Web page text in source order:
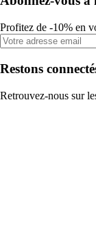
Profitez de -10% en
Restons
Retrouvez-nous sur